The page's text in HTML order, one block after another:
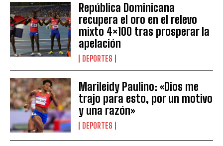
República Dominicana
recupera el oro en el relevo
mixto 4×100 tras prosperar la
apelación
DEPORTES
Marileidy Paulino: «Dios me
trajo para esto, por un motivo
y una razón»
DEPORTES